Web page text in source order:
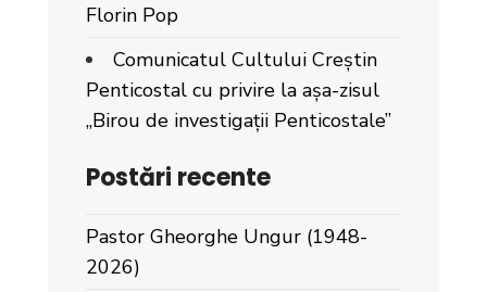
Florin Pop
Comunicatul Cultului Creștin
Penticostal cu privire la așa-zisul
„Birou de investigații Penticostale”
Postări recente
Pastor Gheorghe Ungur (1948-
2026)